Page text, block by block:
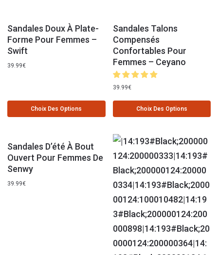
Sandales Doux À Plate-
Forme Pour Femmes –
Swift
39.99€
Choix Des Options
Sandales Talons
Compensés
Confortables Pour
Femmes – Ceyano
39.99€
Choix Des Options
Sandales D’été À Bout
Ouvert Pour Femmes De
Senwy
39.99€